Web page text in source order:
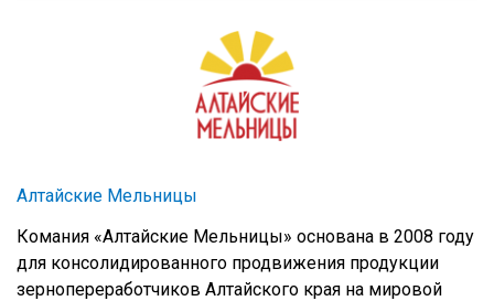
Алтайские Мельницы
Комания «Алтайские Мельницы» основана в 2008 году
для консолидированного продвижения продукции
зернопереработчиков Алтайского края на мировой